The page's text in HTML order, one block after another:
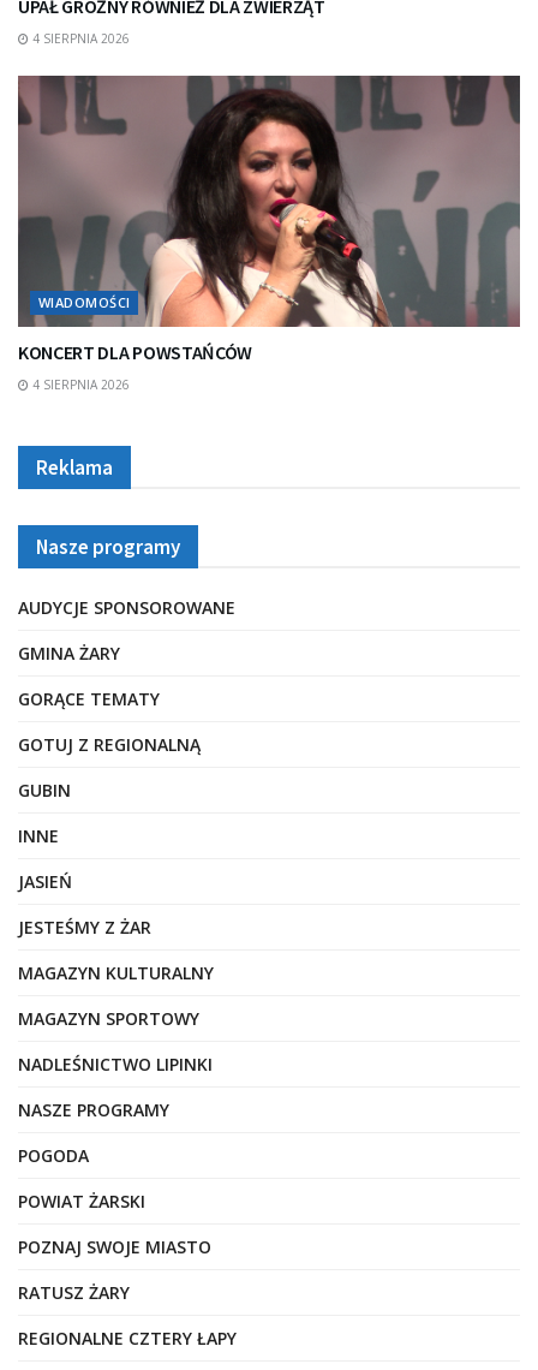
UPAŁ GROŹNY RÓWNIEŻ DLA ZWIERZĄT
4 SIERPNIA 2026
WIADOMOŚCI
KONCERT DLA POWSTAŃCÓW
4 SIERPNIA 2026
Reklama
Nasze programy
AUDYCJE SPONSOROWANE
GMINA ŻARY
GORĄCE TEMATY
GOTUJ Z REGIONALNĄ
GUBIN
INNE
JASIEŃ
JESTEŚMY Z ŻAR
MAGAZYN KULTURALNY
MAGAZYN SPORTOWY
NADLEŚNICTWO LIPINKI
NASZE PROGRAMY
POGODA
POWIAT ŻARSKI
POZNAJ SWOJE MIASTO
RATUSZ ŻARY
REGIONALNE CZTERY ŁAPY